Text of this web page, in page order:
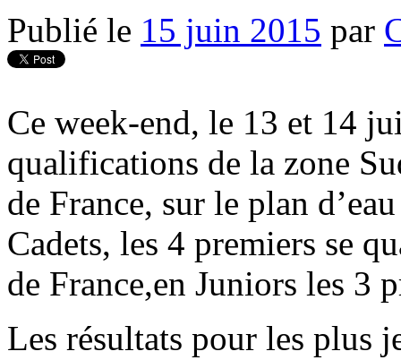
Publié le 15 juin 2015 par
Ce week-end, le 13 et 14
qualifications de la zone
de France, sur le plan
Cadets, les 4 premiers se
de France,en Juniors les 3
Les résultats pour les plus